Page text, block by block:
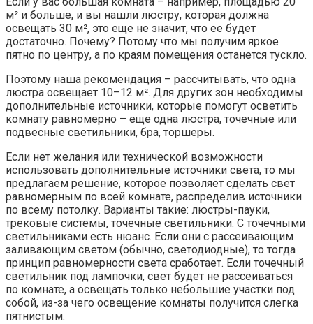
м² и больше, и вы нашли люстру, которая должна
освещать 30 м², это еще не значит, что ее будет
достаточно. Почему? Потому что мы получим яркое
пятно по центру, а по краям помещения останется тускло.
Поэтому наша рекомендация – рассчитывать, что одна
люстра освещает 10–12 м². Для других зон необходимы
дополнительные источники, которые помогут осветить
комнату равномерно – еще одна люстра, точечные или
подвесные светильники, бра, торшеры.
Если нет желания или технической возможности
использовать дополнительные источники света, то мы
предлагаем решение, которое позволяет сделать свет
равномерным по всей комнате, распределив источники
по всему потолку. Варианты такие: люстры-пауки,
трековые системы, точечные светильники. С точечными
светильниками есть нюанс. Если они с рассеивающим
заливающим светом (обычно, светодиодные), то тогда
принцип равномерности света сработает. Если точечный
светильник под лампочки, свет будет не рассеиваться
по комнате, а освещать только небольшие участки под
собой, из-за чего освещение комнаты получится слегка
пятнистым.